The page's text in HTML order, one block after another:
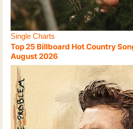
Single Charts
Top 25 Billboard Hot Country
August 2026